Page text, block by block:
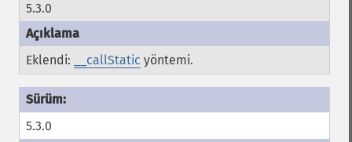
5.3.0
Eklendi: __callStatic yöntemi.
5.3.0